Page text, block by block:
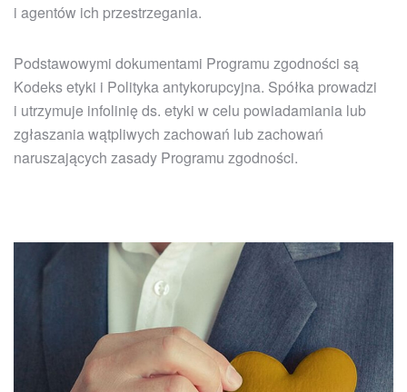
i agentów ich przestrzegania.
Podstawowymi dokumentami Programu zgodności są
Kodeks etyki i Polityka antykorupcyjna. Spółka prowadzi
i utrzymuje infolinię ds. etyki w celu powiadamiania lub
zgłaszania wątpliwych zachowań lub zachowań
naruszających zasady Programu zgodności.